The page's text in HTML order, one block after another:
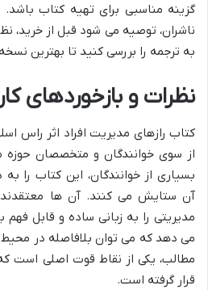
گزینه مناسبی برای تهیه کتاب
ناشران، توصیه می شود قبل از خرید،
به ترجمه را بررسی کنید تا بهترین
نظرات و بازخوردهای
کتاب رازهای مدیریت افراد اثر راس
از سوی خوانندگان و متخصصان
بسیاری از خوانندگان، این کتاب را
آن ستایش می کنند. آن ها معتقدند
مدیریتی را به زبانی ساده و قابل فهم
می دهد که می توان بلافاصله در محیط
مطالب، یکی از نقاط قوت اصلی است
قرار گرفته است.